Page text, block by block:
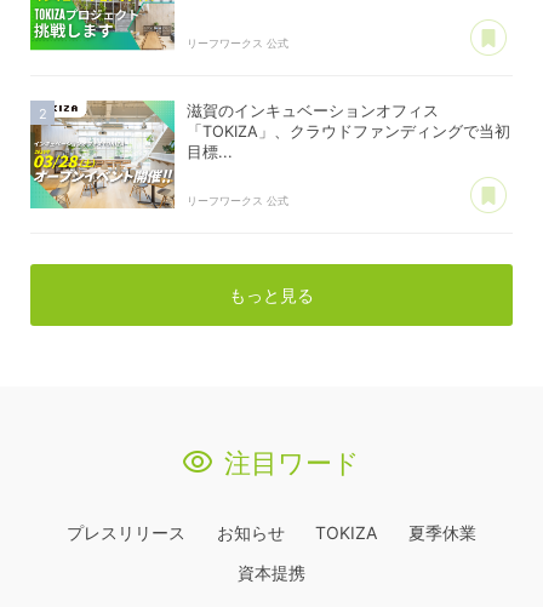
リーフワークス 公式
滋賀のインキュベーションオフィス
「TOKIZA」、クラウドファンディングで当初
目標...
リーフワークス 公式
もっと見る
注目ワード
プレスリリース お知らせ TOKIZA
夏季休業
資本提携